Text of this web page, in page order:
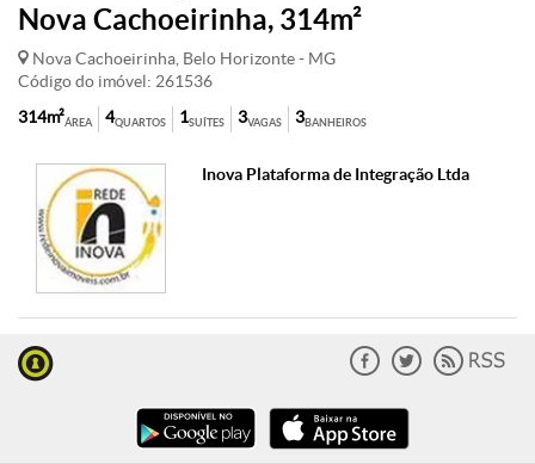
Nova Cachoeirinha, 314m²
Nova Cachoeirinha, Belo Horizonte - MG
Código do imóvel: 261536
ÁREA
314m² QUARTOS
4 SUÍTES
1 VAGAS
3 BANHEIROS
3
Inova Plataforma de Integração Ltda